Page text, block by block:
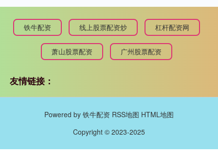
铁牛配资 线上股票配资炒 杠杆配资网
萧山股票配资 广州股票配资
友情链接：
Powered by 铁牛配资 RSS地图 HTML地图
Copyright © 2023-2025